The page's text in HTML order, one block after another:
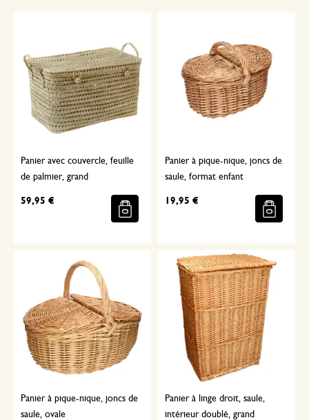
Panier avec couvercle, feuille
de palmier, grand
59,95 €
Panier à pique-nique, joncs de
saule, format enfant
19,95 €
Panier à pique-nique, joncs de
saule, ovale
Panier à linge droit, saule,
intérieur doublé, grand